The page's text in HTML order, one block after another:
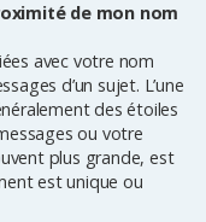
de mon nom
avec votre nom
d’un sujet. L’une
des étoiles
ou votre
plus grande, est
est unique ou